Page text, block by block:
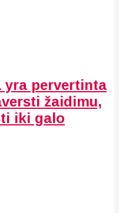
yra pervertinta
žaidimu,
iki galo